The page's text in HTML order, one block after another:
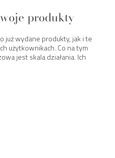
produkty
już wydane produkty, jak i te
użytkownikach. Co na tym
jest skala działania. Ich